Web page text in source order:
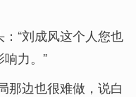
“刘成风这个人您也
力。”
那边也很难做，说白